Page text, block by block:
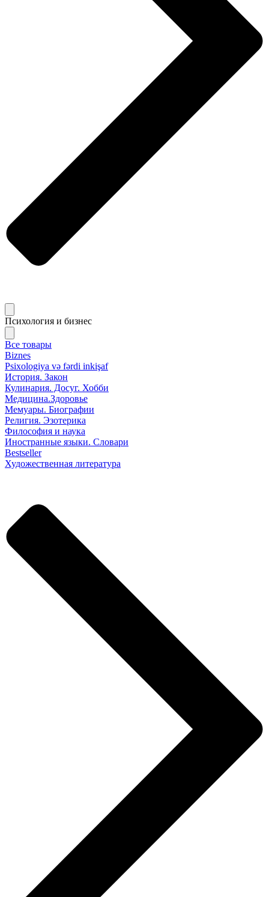
Психология и бизнес
Все товары
Biznes
Psixologiya və fərdi inkişaf
История. Закон
Кулинария. Досуг. Хобби
Медицина.Здоровье
Мемуары. Биографии
Религия. Эзотерика
Философия и наука
Иностранные языки. Словари
Bestseller
Художественная литература